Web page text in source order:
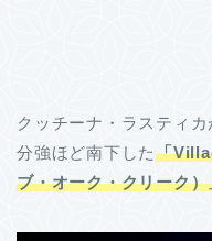
クッチーナ・ラスティ
分強ほど南下した「
ブ・オーク・クリーク）